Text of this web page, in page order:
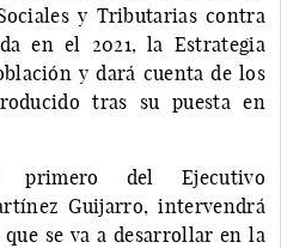
y Tributarias contra
en el 2021, la Estrategia
y dará cuenta de los
tras su puesta en
primero del Ejecutivo
Guijarro, intervendrá
se va a desarrollar en la